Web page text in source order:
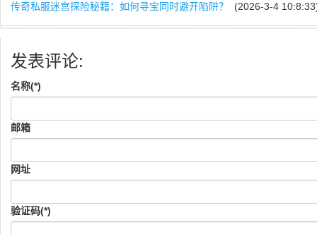
传奇私服迷宫探险秘籍：如何寻宝同时避开陷阱？
(2026-3-4
发表评论:
名称(*)
邮箱
网址
验证码(*)